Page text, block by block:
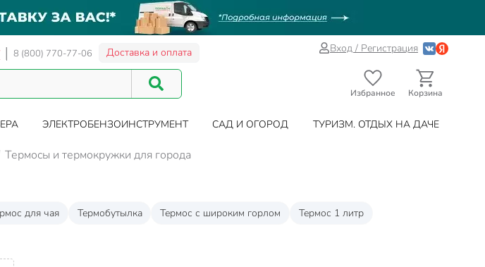
8 (800) 770-77-06 Доставка и оплата Вход / Регистрация
Избранное Корзина
ЭЛЕКТРОБЕНЗОИНСТРУМЕНТ САД И ОГОРОД ТУРИЗМ. ОТДЫХ НА ДАЧЕ
Термосы и термокружки для города
для чая Термобутылка Термос с широким горлом
Термос 1 литр